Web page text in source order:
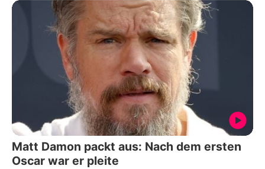
Matt Damon packt aus: Nach dem ersten
Oscar war er pleite